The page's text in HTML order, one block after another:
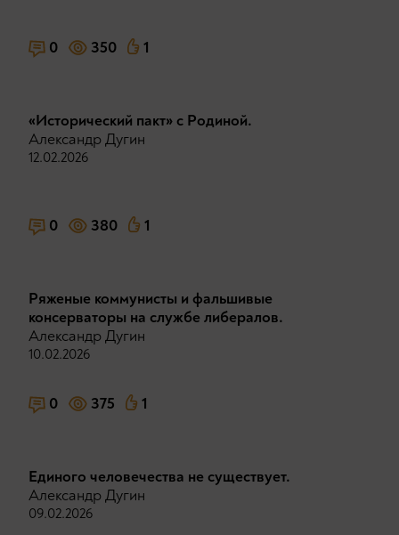
0 350 1
«Исторический пакт» с Родиной.
Александр Дугин
12.02.2026
0 380 1
Ряженые коммунисты и фальшивые
консерваторы на службе либералов.
Александр Дугин
10.02.2026
0 375 1
Единого человечества не существует.
Александр Дугин
09.02.2026